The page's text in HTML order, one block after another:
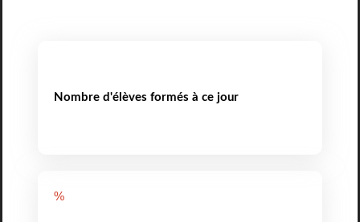
Nombre d'élèves formés à ce jour
%